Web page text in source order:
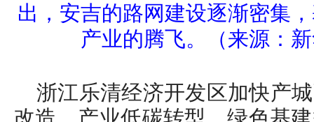
出，安吉的路网建设逐渐密集
产业的腾飞。（来源：
浙江乐清经济开发区加快产